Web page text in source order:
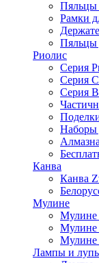
Пяльцы
Рамки
Пяльцы
Риолис
Серия
Серия
Серия
Наборы
Канва
Канва
Мулине
Мулине
Мулине
Мулине
Лампы и